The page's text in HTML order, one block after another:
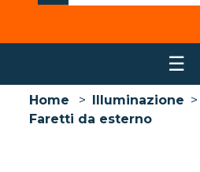
☰
Home > Illuminazione >
Faretti da esterno